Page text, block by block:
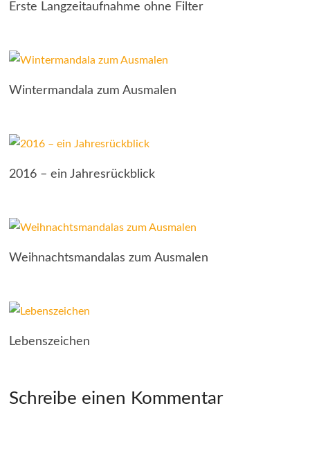
Erste Langzeitaufnahme ohne Filter
Wintermandala zum Ausmalen
2016 – ein Jahresrückblick
Weihnachtsmandalas zum Ausmalen
Lebenszeichen
Schreibe einen Kommentar